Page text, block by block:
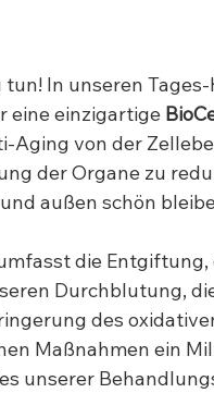
In unseren
eine einzigartige
Aging von der
der Organe zu
außen schön
die Entgiftung,
Durchblutung,
des
Maßnahmen ein
unserer